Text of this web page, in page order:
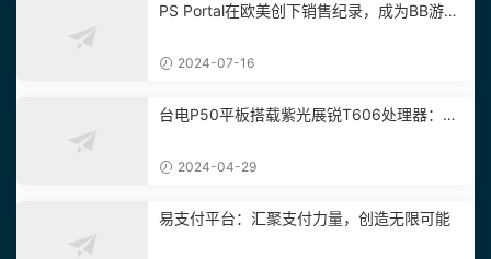
PS Portal在欧美创下销售纪录，成为BB游戏
2024-07-16
台电P50平板搭载紫光展锐T606处理器：带
2024-04-29
易支付平台：汇聚支付力量，创造无限可能